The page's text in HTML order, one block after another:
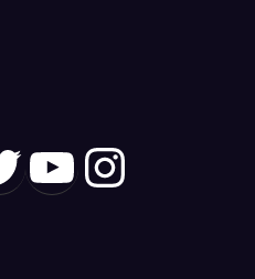
YouTube